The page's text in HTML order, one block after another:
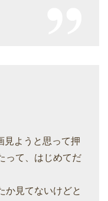
見ようと思って押
って、はじめてだ
か見てないけどと